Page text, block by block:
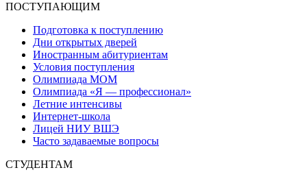
ПОСТУПАЮЩИМ
Подготовка к поступлению
Дни открытых дверей
Иностранным абитуриентам
Условия поступления
Олимпиада МОМ
Олимпиада «Я — профессионал»
Летние интенсивы
Интернет-школа
Лицей НИУ ВШЭ
Часто задаваемые вопросы
СТУДЕНТАМ